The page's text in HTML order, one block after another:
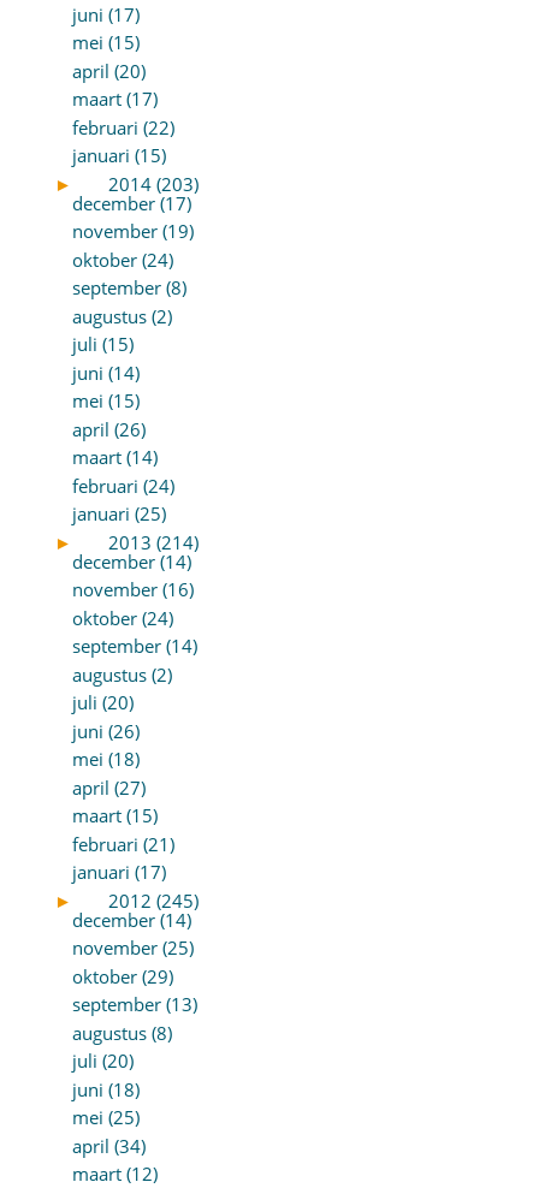
juni (17)
mei (15)
april (20)
maart (17)
februari (22)
januari (15)
►
2014 (203)
december (17)
november (19)
oktober (24)
september (8)
augustus (2)
juli (15)
juni (14)
mei (15)
april (26)
maart (14)
februari (24)
januari (25)
►
2013 (214)
december (14)
november (16)
oktober (24)
september (14)
augustus (2)
juli (20)
juni (26)
mei (18)
april (27)
maart (15)
februari (21)
januari (17)
►
2012 (245)
december (14)
november (25)
oktober (29)
september (13)
augustus (8)
juli (20)
juni (18)
mei (25)
april (34)
maart (12)